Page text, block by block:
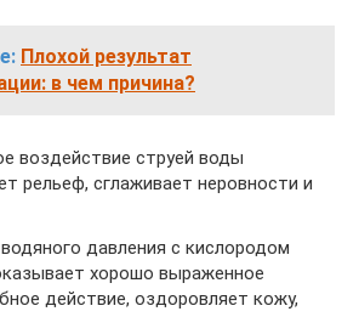
Плохой результат
в чем причина?
воздействие струей воды
рельеф, сглаживает неровности и
давления с кислородом
хорошо выраженное
действие, оздоровляет кожу,